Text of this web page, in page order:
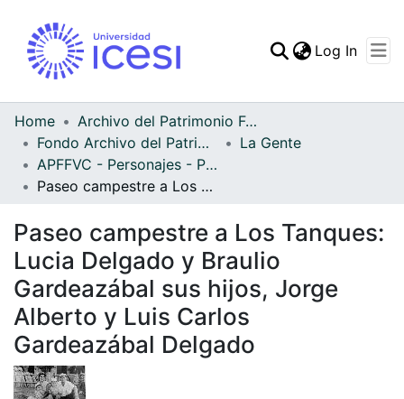
Statistics
Log In
Home
Archivo del Patrimonio Fotográfico y Fílmico del Valle del Cauca
Fondo Archivo del Patrimonio Fotográfico y Fílmico del Valle del Cauca
La Gente
APFFVC - Personajes - Patrimonial
Paseo campestre a Los Tanques: Lucia Delgado y Braulio Gardeazábal sus hijos, Jorge Alberto y Luis Carlos Gardeazábal Delgado
Paseo campestre a Los Tanques:
Lucia Delgado y Braulio
Gardeazábal sus hijos, Jorge
Alberto y Luis Carlos
Gardeazábal Delgado